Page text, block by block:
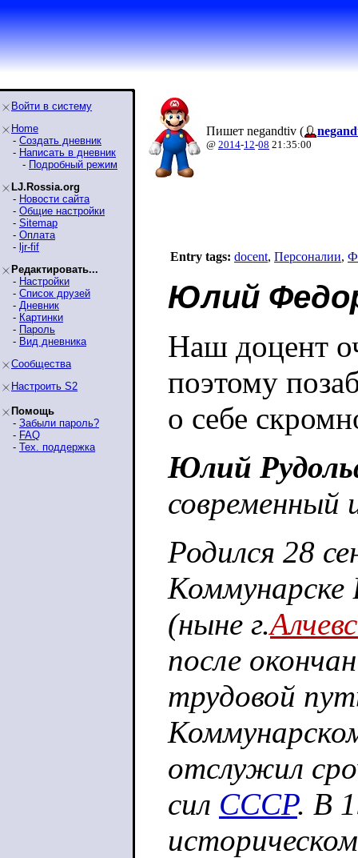
Войти в систему
Home
- Создать дневник
- Написать в дневник
- Подробный режим
LJ.Rossia.org
- Новости сайта
- Общие настройки
- Sitemap
- Оплата
- ljr-fif
Редактировать...
- Настройки
- Список друзей
- Дневник
- Картинки
- Пароль
- Вид дневника
Сообщества
Настроить S2
Помощь
- Забыли пароль?
- FAQ
- Тех. поддержка
Пишет negandtiv (
@ 2014-12-08 21:35:00
Entry tags: docent, Персоналии,
Юлий
Наш доцент
поэтому
о себе
Юлий
современный
Родился 28
Коммунарске
(ныне г.
после
трудовой
отслужил
сил СССР. В